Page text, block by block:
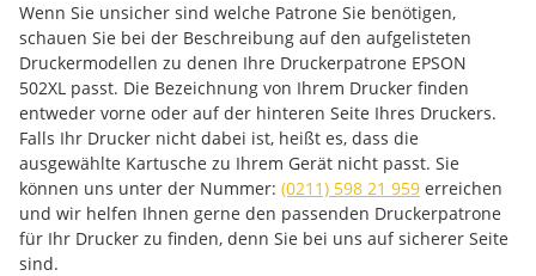
Wenn Sie unsicher sind welche Patrone Sie benötigen,
schauen Sie bei der Beschreibung auf den aufgelisteten
Druckermodellen zu denen Ihre Druckerpatrone EPSON
502XL passt. Die Bezeichnung von Ihrem Drucker finden
entweder vorne oder auf der hinteren Seite Ihres Druckers.
Falls Ihr Drucker nicht dabei ist, heißt es, dass die
ausgewählte Kartusche zu Ihrem Gerät nicht passt. Sie
können uns unter der Nummer: (0211) 598 21 959 erreichen
und wir helfen Ihnen gerne den passenden Druckerpatrone
für Ihr Drucker zu finden, denn Sie bei uns auf sicherer Seite
sind.